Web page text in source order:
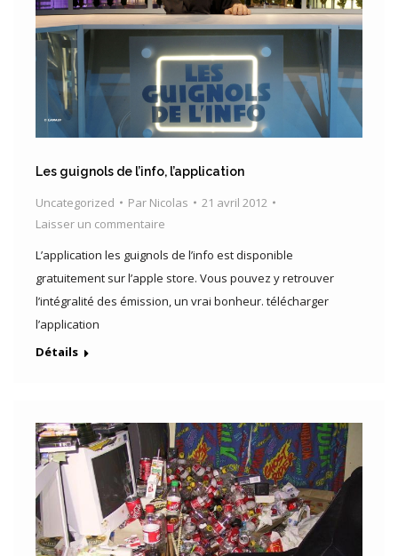
Les guignols de l’info, l’application
Uncategorized Par Nicolas
21 avril 2012
Laisser un commentaire
L’application les guignols de l’info est disponible
gratuitement sur l’apple store. Vous pouvez y retrouver
l’intégralité des émission, un vrai bonheur. télécharger
l’application
Détails